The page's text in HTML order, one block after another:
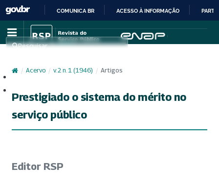
IR
PARA
CONTEÚDO
COMUNICA BR ACESSO À INFORMAÇÃO
Pesquisar
/ Acervo / v. 2 n. 1 (1946) / Artigos
Prestigiado o sistema do mérito no
serviço público
Editor RSP